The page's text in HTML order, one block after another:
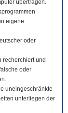
übertragen.
eigene
oder
recherchiert und
oder
uneingeschränkte
unterliegen der